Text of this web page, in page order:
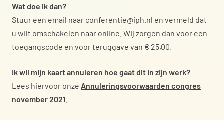
Wat doe ik dan?
Stuur een email naar conferentie@iph.nl en vermeld dat
u wilt omschakelen naar online. Wij zorgen dan voor een
toegangscode en voor teruggave van € 25,00.
Ik wil mijn kaart annuleren hoe gaat dit in zijn werk?
Lees hiervoor onze Annuleringsvoorwaarden congres
november 2021